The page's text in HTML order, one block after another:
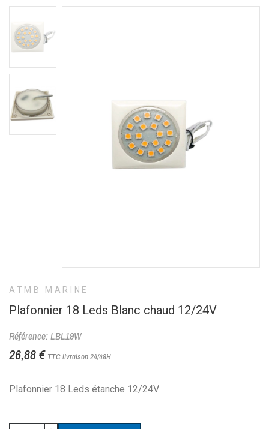
ATMB MARINE
Plafonnier 18 Leds Blanc chaud 12/24V
Référence: LBL19W
26,88 € TTClivraison 24/48H
Plafonnier 18 Leds étanche 12/24V